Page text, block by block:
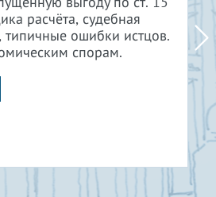
расчёта, судебная
типичные ошибки истцов.
спорам.